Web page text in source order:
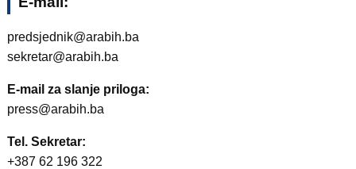
predsjednik@arabih.ba
sekretar@arabih.ba
E-mail za slanje priloga:
press@arabih.ba
Tel. Sekretar:
+387 62 196 322